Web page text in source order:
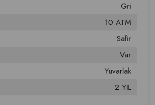
Gri
10 ATM
Safir
Var
Yuvarlak
2 YIL